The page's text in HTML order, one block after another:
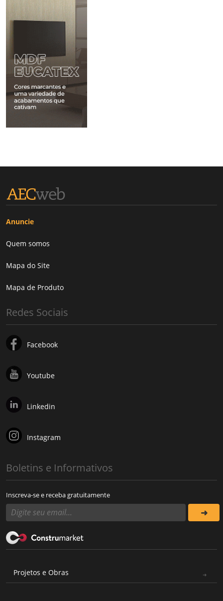
Anuncie
Quem somos
Mapa do Site
Mapa de Produto
Redes Sociais
Facebook
Youtube
Linkedin
Instagram
Boletins e Informativos
Inscreva-se e receba gratuitamente
Projetos e Obras